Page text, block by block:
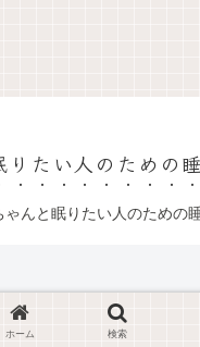
りたい人のための
んと眠りたい人のための
ホーム 検索